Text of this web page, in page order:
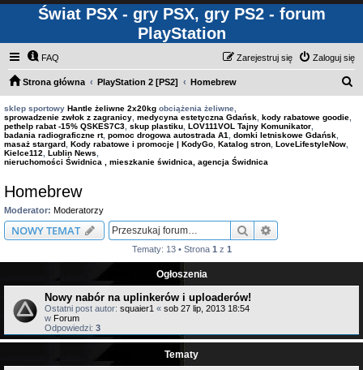
Świat PSX - gry PSX, gry PS2 - forum
PlayStation
FAQ Zaloguj się
Zarejestruj się
Strona główna PlayStation 2 [PS2] Homebrew
sklep sportowy Hantle żeliwne 2x20kg obciążenia żeliwne,
sprowadzenie zwłok z zagranicy medycyna estetyczna Gdańsk kody rabatowe goodie
pethelp rabat -15% QSKES7C3 skup plastiku LOV111VOL Tajny Komunikator
badania radiograficzne rt, pomoc drogowa autostrada A1 domki letniskowe Gdańsk
masaż stargard Kody rabatowe i promocje | KodyGo Katalog stron LoveLifestyleNow
Kielce112
Lublin News
nieruchomości Świdnica , mieszkanie świdnica, agencja Świdnica
Homebrew
Moderator: Moderatorzy
NOWY TEMAT Szukaj
Tematy: 13 • Strona 1 z 1
Ogłoszenia
Nowy nabór na uplinkerów i uploaderów!
Ostatni post autor: squaier1 « sob 27 lip, 2013 18:54
w Forum
Odpowiedzi: 3
Tematy